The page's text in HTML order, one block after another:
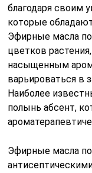
благодаря своим
которые
Эфирные масла
цветков
насыщенным
варьироваться в
Наиболее
полынь абсент,
Эфирные масла